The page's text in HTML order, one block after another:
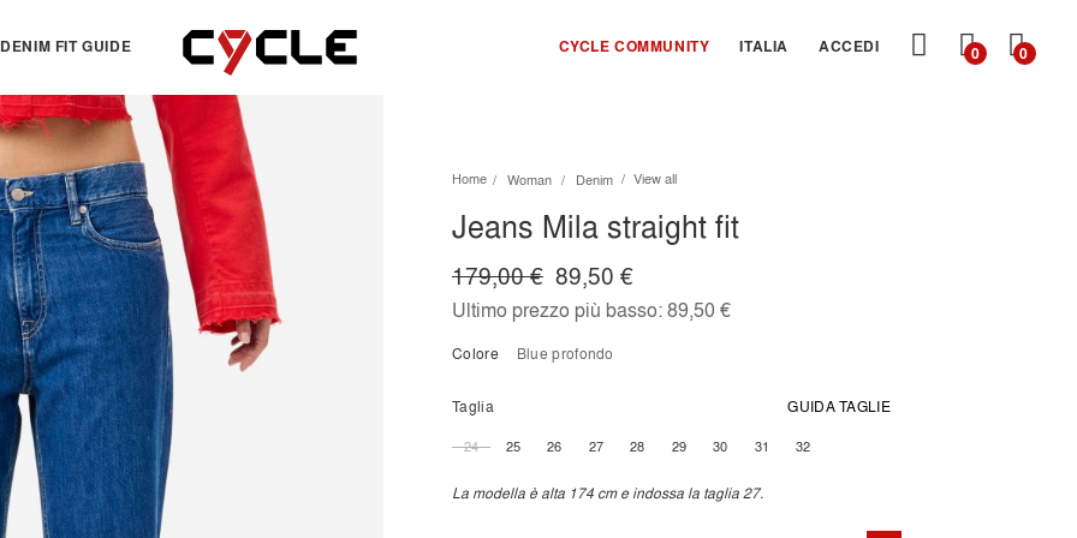
DENIM FIT GUIDE CYCLE COMMUNITY ITALIA ACCEDI 0 0
TOPS
Essentials
View all
Jackets & Sweatshirts
Knitwear
Shirts
T-shirts
OTHERS
View all
Dresses
Skirts
Bermuda & shorts
Home Woman Denim View all
Jeans Mila straight fit
89,50 €
179,00 €
Ultimo prezzo più basso:89,50 €
Colore blue profondo
Taglia GUIDA TAGLIE
24 25 26 27 28 29 30 31 32
La modella è alta 174 cm e indossa la taglia 27.